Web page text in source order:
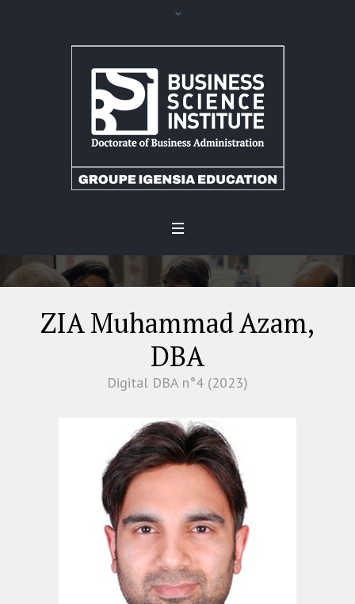
ZIA Muhammad Azam,
DBA
Digital DBA n°4 (2023)